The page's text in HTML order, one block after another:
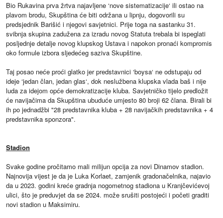
Bio Rukavina prva žrtva najavljene ‘nove sistematizacije‘ ili ostao na
plavom brodu, Skupština će biti održana u lipnju, dogovorili su
predsjednik Barišić i njegovi savjetnici. Prije toga na sastanku 31.
svibnja skupina zadužena za izradu novog Statuta trebala bi ispeglati
posljednje detalje novog klupskog Ustava i napokon pronaći kompromis
oko formule izbora sljedećeg saziva Skupštine.
Taj posao neće proći glatko jer predstavnici ‘boysa‘ ne odstupaju od
ideje ‘jedan član, jedan glas‘, dok neslužbena klupska vlada baš i nije
luda za idejom opće demokratizacije kluba. Savjetničko tijelo predložit
će navijačima da Skupština ubuduće umjesto 80 broji 62 člana. Birali bi
ih po jednadžbi "28 predstavnika kluba + 28 navijačkih predstavnika + 4
predstavnika sponzora".
Stadion
Svake godine pročitamo mali milijun opcija za novi Dinamov stadion.
Najnovija vijest je da je Luka Korlaet, zamjenik gradonačelnika, najavio
da u 2023. godini kreće gradnja nogometnog stadiona u Kranjčevićevoj
ulici, što je preduvjet da se 2024. može srušiti postojeći i početi graditi
novi stadion u Maksimiru.